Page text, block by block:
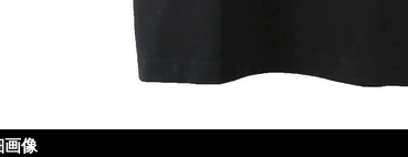
画像